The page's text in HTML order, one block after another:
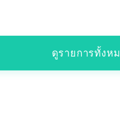
ดูรายการทั้งห